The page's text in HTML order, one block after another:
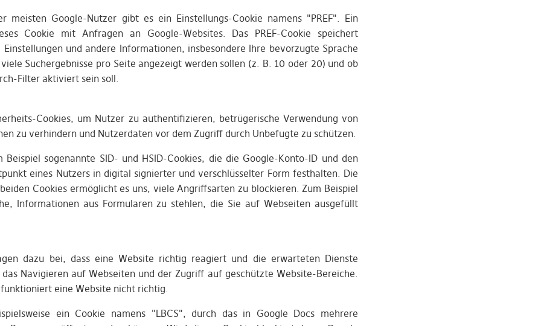
meisten Google-Nutzer gibt es ein Einstellungs-Cookie namens "PREF". Ein
Cookie mit Anfragen an Google-Websites. Das PREF-Cookie speichert
und andere Informationen, insbesondere Ihre bevorzugte Sprache
Suchergebnisse pro Seite angezeigt werden sollen (z. B. 10 oder 20) und ob
Filter aktiviert sein soll.
Cookies, um Nutzer zu authentifizieren, betrügerische Verwendung von
zu verhindern und Nutzerdaten vor dem Zugriff durch Unbefugte zu schützen.
Beispiel sogenannte SID- und HSID-Cookies, die die Google-Konto-ID und den
eines Nutzers in digital signierter und verschlüsselter Form festhalten. Die
Cookies ermöglicht es uns, viele Angriffsarten zu blockieren. Zum Beispiel
Informationen aus Formularen zu stehlen, die Sie auf Webseiten ausgefüllt
dazu bei, dass eine Website richtig reagiert und die erwarteten Dienste
Navigieren auf Webseiten und der Zugriff auf geschützte Website-Bereiche.
eine Website nicht richtig.
ein Cookie namens "LBCS", durch das in Google Docs mehrere